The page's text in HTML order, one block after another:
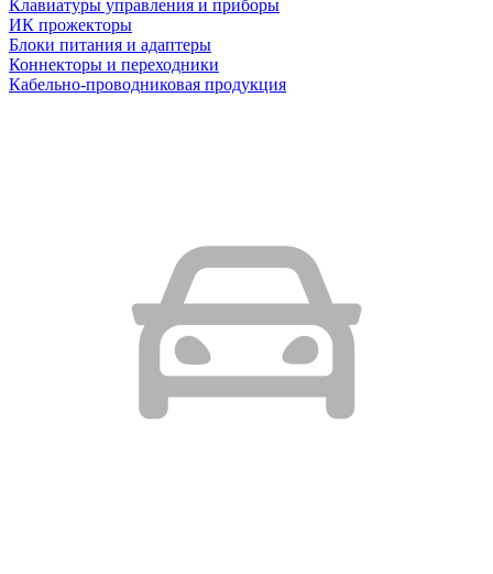
Клавиатуры управления и приборы
ИК прожекторы
Блоки питания и адаптеры
Коннекторы и переходники
Кабельно-проводниковая продукция